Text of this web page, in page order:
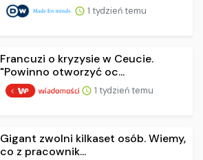
1 tydzień temu
Francuzi o kryzysie w Ceucie.
"Powinno otworzyć oc...
1 tydzień temu
Gigant zwolni kilkaset osób. Wiemy,
co z pracownik...